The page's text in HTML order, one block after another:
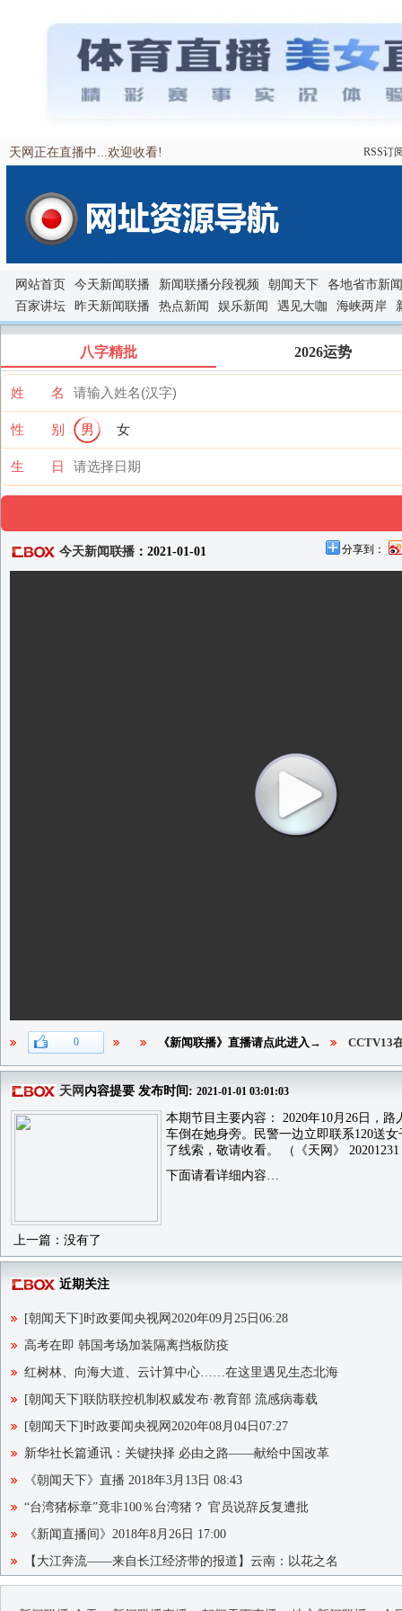
天网正在直播中...欢迎收看! RSS订
网站首页 今天新闻联播 新闻联播分段视频 朝闻天下
各地省市新
百家讲坛
昨天新闻联播 热点新闻 娱乐新闻 遇见大咖 海峡两岸
八字精批 2026运势
姓 名
性 别 男 女
生 日
今天新闻联播 ：2021-01-01 分享到：
0 《新闻联播》直播请点此进入→ CCTV13
天网 内容提要 发布时间: 2021-01-01 03:01:03
本期节目主要内容： 2020年10月26日，
车倒在她身旁。民警一边立即联系120送
了线索，敬请收看。 （《天网》
下面请看详细内容…
上一篇：没有了
近期关注
[朝闻天下]时政要闻央视网2020年09月25日06:28
高考在即 韩国考场加装隔离挡板防疫
红树林、向海大道、云计算中心……在这里遇见生态北海
[朝闻天下]联防联控机制权威发布·教育部 流感病毒载
[朝闻天下]时政要闻央视网2020年08月04日07:27
新华社长篇通讯：关键抉择 必由之路——献给中国改革
《朝闻天下》直播 2018年3月13日 08:43
“台湾猪标章”竟非100％台湾猪？ 官员说辞反复遭批
《新闻直播间》2018年8月26日 17:00
【大江奔流——来自长江经济带的报道】云南：以花之名